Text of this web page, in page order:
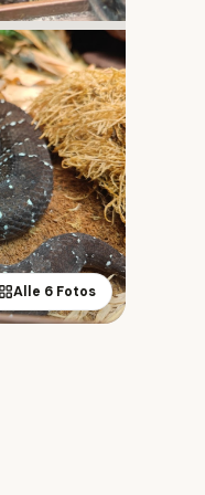
Alle 6 Fotos